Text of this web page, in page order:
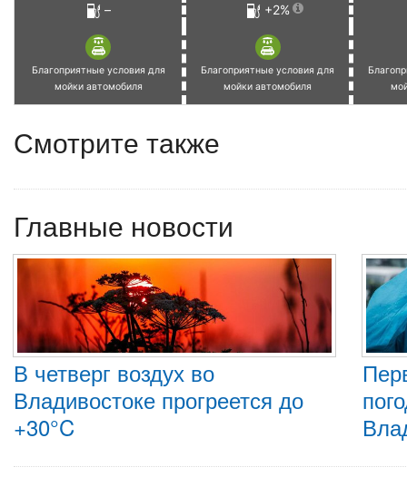
– +2%
Благоприятные условия для
мойки автомобиля
Благоприятные условия для
мойки автомобиля
Смотрите также
Главные новости
В четверг воздух во
Владивостоке прогреется до
+30°C